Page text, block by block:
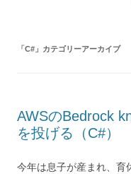
「C# 」カテゴリーアーカイブ
AWSのBedrock
を投げる（C#）
今年は息子が産まれ、育